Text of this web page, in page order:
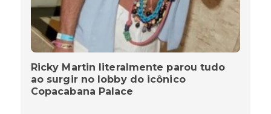
Ricky Martin literalmente parou tudo
ao surgir no lobby do icônico
Copacabana Palace